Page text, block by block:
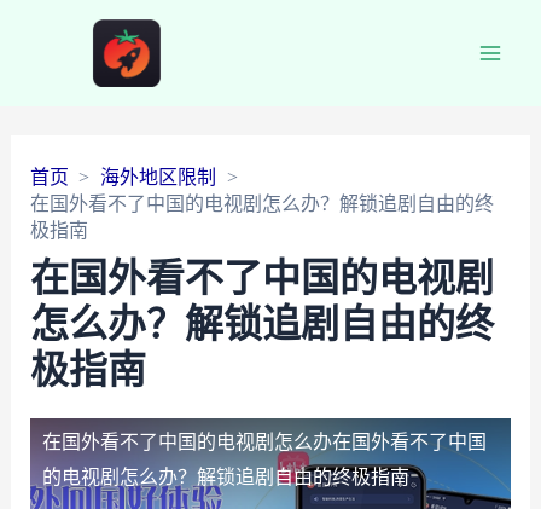
首页
海外地区限制
在国外看不了中国的电视剧怎么办？解锁追剧自由的终
极指南
在国外看不了中国的电视剧
怎么办？解锁追剧自由的终
极指南
在国外看不了中国的电视剧怎么办在国外看不了中国
的电视剧怎么办？解锁追剧自由的终极指南